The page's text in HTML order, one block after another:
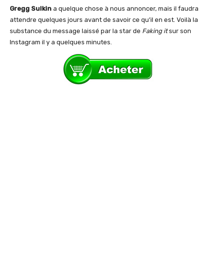
Gregg Sulkin a quelque chose à nous annoncer, mais il faudra
attendre quelques jours avant de savoir ce qu’il en est. Voilà la
substance du message laissé par la star de Faking itsur son
Instagram il y a quelques minutes.